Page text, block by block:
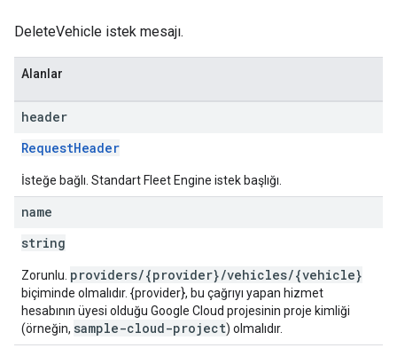
DeleteVehicle istek mesajı.
Alanlar
header
RequestHeader
İsteğe bağlı. Standart Fleet Engine istek başlığı.
name
string
Zorunlu. providers/{provider}/vehicles/{vehicle}
biçiminde olmalıdır. {provider}, bu çağrıyı yapan hizmet
hesabının üyesi olduğu Google Cloud projesinin proje kimliği
(örneğin, sample-cloud-project) olmalıdır.